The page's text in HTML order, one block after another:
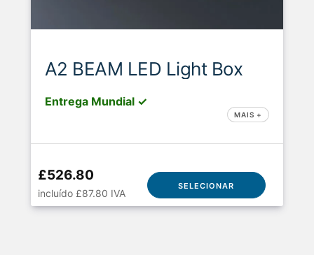
A2 BEAM LED Light Box
Entrega Mundial ✓
MAIS +
£526.80
incluído £87.80 IVA
SELECIONAR